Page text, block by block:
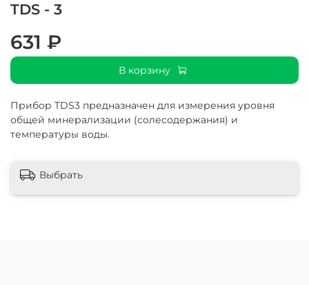
TDS - 3
631 ₽
В корзину
Прибор TDS3 предназначен для измерения уровня
общей минерализации (солесодержания) и
температуры воды.
Выбрать